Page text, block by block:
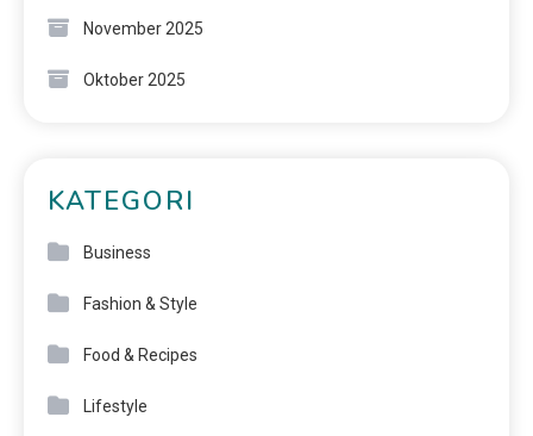
November 2025
Oktober 2025
KATEGORI
Business
Fashion & Style
Food & Recipes
Lifestyle